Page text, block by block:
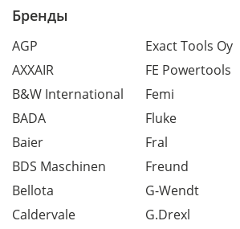
Бренды
AGP
AXXAIR
B&W International
BADA
Baier
BDS Maschinen
Bellota
Caldervale
Exact Tools Oy
FE Powertools
Femi
Fluke
Fral
Freund
G-Wendt
G.Drexl